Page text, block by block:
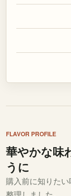
FLAVOR PROFILE
華やかな味
うに
購入前に知りた